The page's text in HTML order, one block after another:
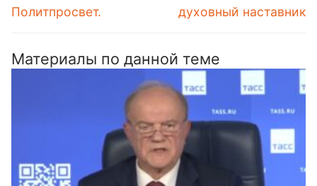
Политпросвет.
духовный наставник
Материалы по данной теме